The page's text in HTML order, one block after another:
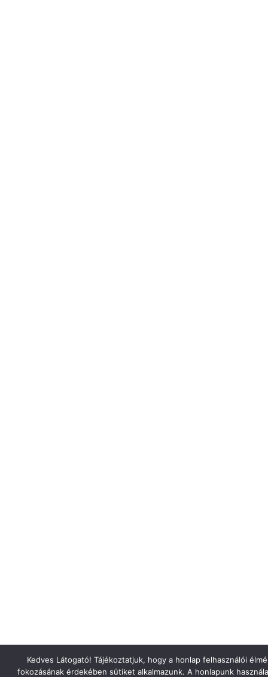
Kedves Látogató! Tájékoztatjuk, hogy a honlap felhasználói
fokozásának érdekében sütiket alkalmazunk. A honlapunk